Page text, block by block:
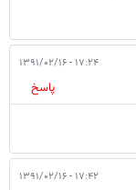
۱۷:۲۴ - ۱۳۹۱/۰۲/۱۶
پاسخ
۱۷:۴۲ - ۱۳۹۱/۰۲/۱۶